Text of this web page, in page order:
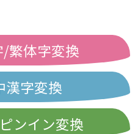
/繁体字変換
漢字変換
ンイン変換